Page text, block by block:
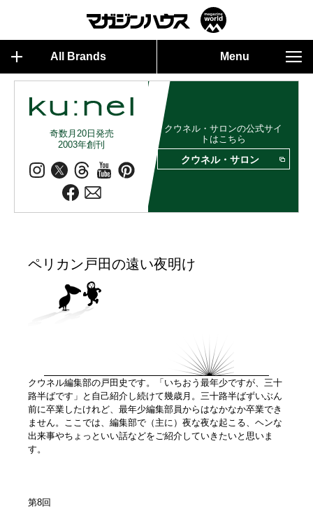
All Brands Menu
奇数月20日発売
2003年創刊
クウネル・サロンの公式サイ
トはこちら
クウネル・サロン
ペリカン戸田の遠い夜明け
クウネル編集部の戸田史です。「いちおう最年少ですが、三十
路半ばです」と自己紹介し続けて幾歳月。三十路半ばずいぶん
前に卒業したけれど、最年少編集部員からはなかなか卒業でき
ません。ここでは、編集部で（主に）夜な夜な起こる、ヘンな
出来事やちょっといい話などをご紹介していきたいと思いま
す。
第8回